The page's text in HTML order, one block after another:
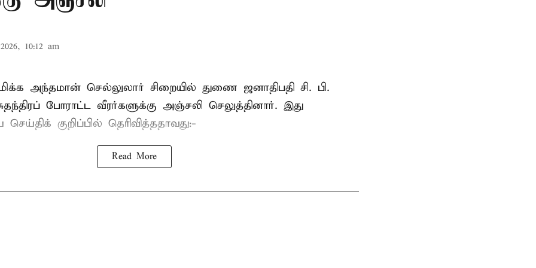
10:12 am
அந்தமான் செல்லுலார் சிறையில் துணை ஜனாதிபதி சி. பி.
போராட்ட வீரர்களுக்கு அஞ்சலி செலுத்தினார். இது
குறிப்பில் தெரிவித்ததாவது:-
Read More